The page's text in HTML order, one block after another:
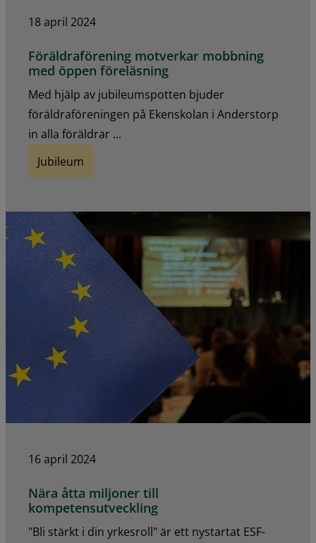
18 april 2024
Föräldraförening motverkar mobbning
med öppen föreläsning
Med hjälp av jubileumspotten bjuder
föräldraföreningen på Ekenskolan i Anderstorp
in alla föräldrar ...
Jubileum
16 april 2024
Nära åtta miljoner till
kompetensutveckling
"Bli stärkt i din yrkesroll" är ett nystartat ESF-